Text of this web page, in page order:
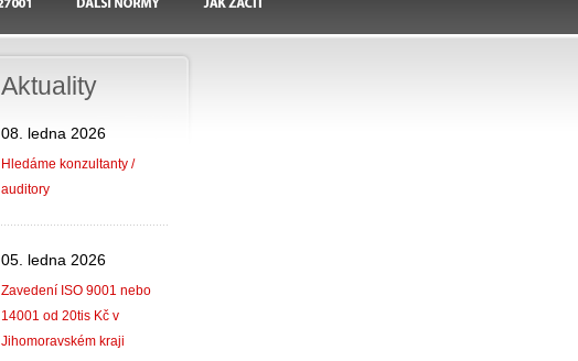
Aktuality
08. ledna 2026
Hledáme konzultanty /
auditory
05. ledna 2026
Zavedení ISO 9001 nebo
14001 od 20tis Kč v
Jihomoravském kraji